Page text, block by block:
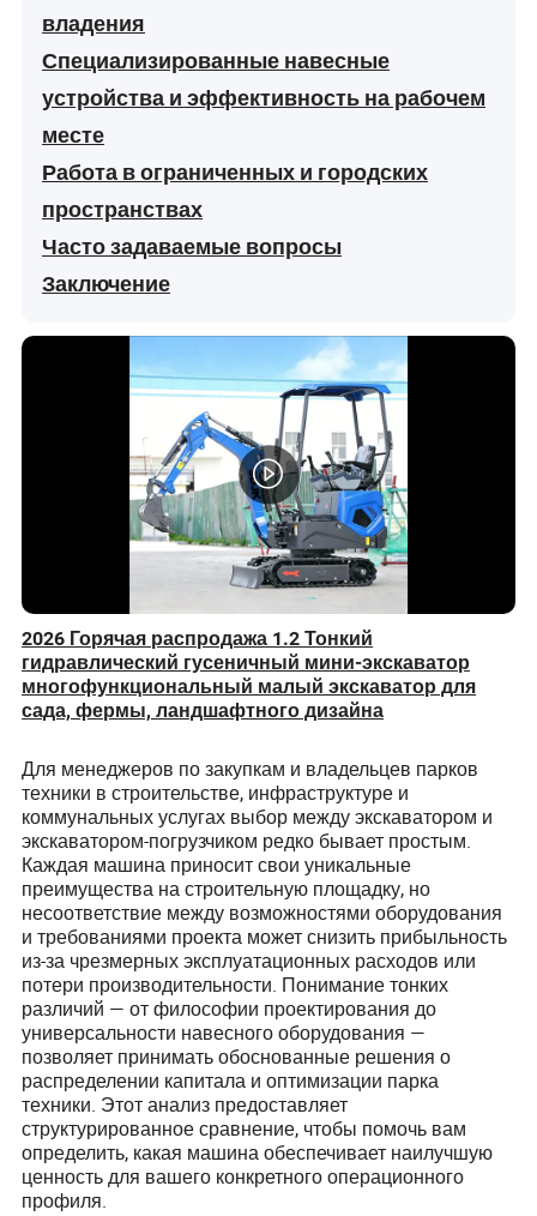
владения
Специализированные навесные
устройства и эффективность на рабочем
месте
Работа в ограниченных и городских
пространствах
Часто задаваемые вопросы
Заключение
2026 Горячая распродажа 1.2 Тонкий
гидравлический гусеничный мини-экскаватор
многофункциональный малый экскаватор для
сада, фермы, ландшафтного дизайна
Для менеджеров по закупкам и владельцев парков
техники в строительстве, инфраструктуре и
коммунальных услугах выбор между экскаватором и
экскаватором-погрузчиком редко бывает простым.
Каждая машина приносит свои уникальные
преимущества на строительную площадку, но
несоответствие между возможностями оборудования
и требованиями проекта может снизить прибыльность
из-за чрезмерных эксплуатационных расходов или
потери производительности. Понимание тонких
различий — от философии проектирования до
универсальности навесного оборудования —
позволяет принимать обоснованные решения о
распределении капитала и оптимизации парка
техники. Этот анализ предоставляет
структурированное сравнение, чтобы помочь вам
определить, какая машина обеспечивает наилучшую
ценность для вашего конкретного операционного
профиля.